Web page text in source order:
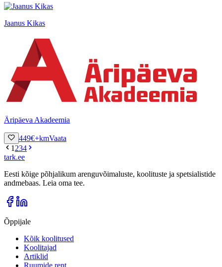
Jaanus Kikas
Äripäeva Akadeemia
449€+kmVaata
1 234
tark.ee
Eesti kõige põhjalikum arenguvõimaluste, koolituste ja spetsialistide
andmebaas. Leia oma tee.
Õppijale
Kõik koolitused
Koolitajad
Artiklid
Ruumide rent